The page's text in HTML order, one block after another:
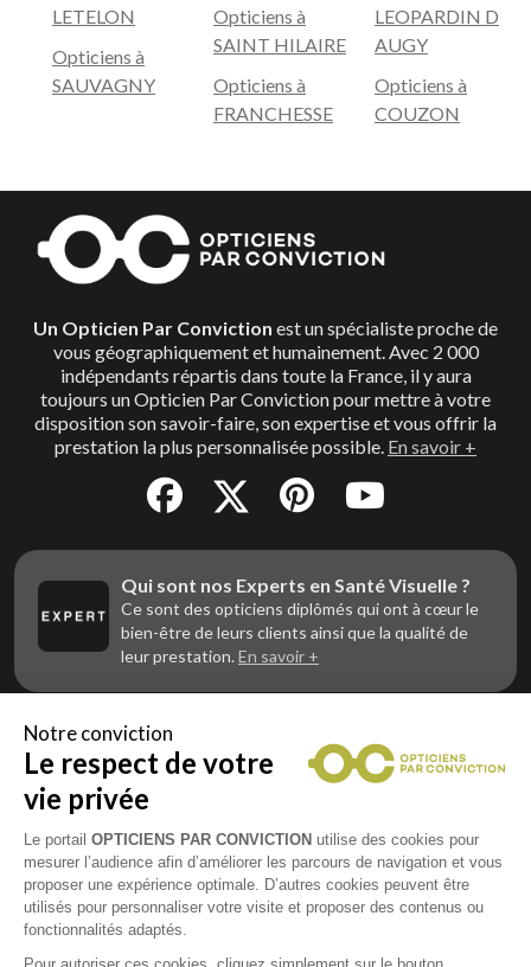
LETELON
Opticiens à
SAUVAGNY
Opticiens à
SAINT HILAIRE
Opticiens à
FRANCHESSE
LEOPARDIN D
AUGY
Opticiens à
COUZON
Un Opticien Par Conviction est un spécialiste proche de
vous géographiquement et humainement. Avec 2 000
indépendants répartis dans toute la France, il y aura
toujours un Opticien Par Conviction pour mettre à votre
disposition son savoir-faire, son expertise et vous offrir la
prestation la plus personnalisée possible. En savoir +
Qui sont nos Experts en Santé Visuelle ?
Ce sont des opticiens diplômés qui ont à cœur le
bien-être de leurs clients ainsi que la qualité de
leur prestation. En savoir +
Vous êtes un professionnel de la vue et
vous souhaitez nous rejoindre ?
Contactez Alliance Optic, la centrale d’achats et
d’accompagnement des opticiens indépendants
Notre conviction
Le respect de votre
vie privée
Le portail OPTICIENS PAR CONVICTION utilise des cookies pour
mesurer l’audience afin d’améliorer les parcours de navigation et vous
proposer une expérience optimale. D’autres cookies peuvent être
utilisés pour personnaliser votre visite et proposer des contenus ou
fonctionnalités adaptés.
Pour autoriser ces cookies, cliquez simplement sur le bouton